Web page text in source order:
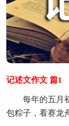
记述文作文 篇1
每年的五月初
包粽子，看赛龙